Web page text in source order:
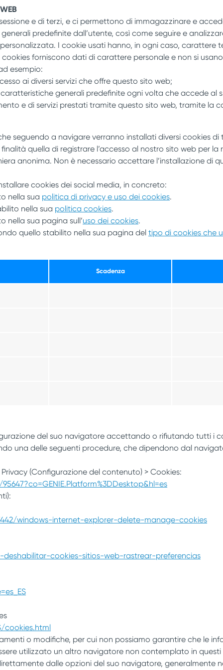
e di terzi, e ci permettono di immagazzinare e
predefinite dall’utente, così come seguire e
I cookie usati hanno, in ogni caso, carattere
forniscono dati di carattere personale e non si
esempio:
ai diversi servizi che offre questo sito web;
generali predefinite ogni volta che accede al
e di servizi prestati tramite questo sito web, tramite la
seguendo a navigare verranno installati diversi cookies
quella di registrare l’accesso al nostro sito web per la
anonima. Non è necessario accettare l’installazione di
cookies dei social media, in concreto:
nella sua politica di privacy e uso dei cookies.
nella sua politica cookies.
nella sua pagina sull’uso dei cookies.
quello stabilito nella sua pagina del tipo di cookies che
Scadenza
del suo navigatore accettando o rifiutando tutti i
una delle seguenti procedure, che dipendono dal
(Configurazione del contenuto) > Cookies:
windows-internet-explorer-delete-manage-cookies
cookies-sitios-web-rastrear-preferencias
cookies.html
o modifiche, per cui non possiamo garantire che le
utilizzato un altro navigatore non contemplato in questi
dalle opzioni del suo navigatore, generalmente nel